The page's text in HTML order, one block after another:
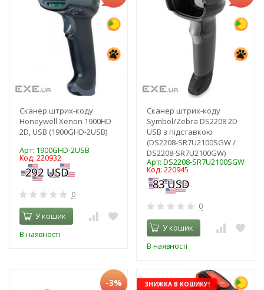
Сканер штрих-коду
Honeywell Xenon 1900HD
2D, USB (1900GHD-2USB)
Арт: 1900GHD-2USB
Код: 220932
0
У кошик
В наявності
Сканер штрих-коду
Symbol/Zebra DS2208 2D
USB з підставкою
(DS2208-SR7U2100SGW /
DS2208-SR7U2100GW)
Арт: DS2208-SR7U2100SGW
Код: 220945
0
У кошик
В наявності
-3% ЗНИЖКА В КОШИКУ!